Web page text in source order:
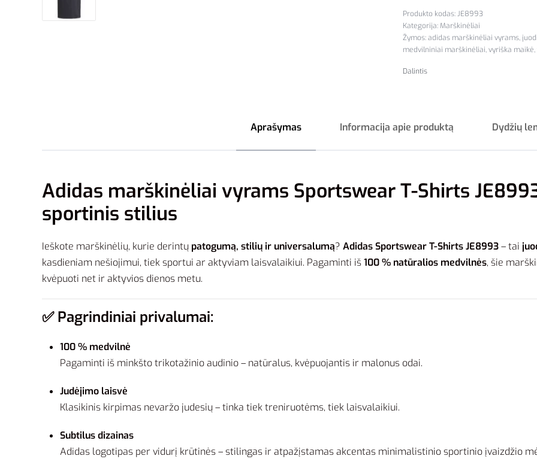
JE8993
Kategorija:Marškinėliai
Žymos:adidas marškinėliai vyrams,
medvilniniai marškinėliai,vyriška maikė,
Dalintis
Aprašymas Informacija apie produktą Dydžių
Adidas marškinėliai vyrams Sportswear T-Shirts
sportinis stilius
Ieškote marškinėlių, kurie derintų patogumą, stilių ir universalumą? Adidas Sportswear T-Shirts JE8993– tai
kasdieniam nešiojimui, tiek sportui ar aktyviam laisvalaikiui. Pagaminti iš100 % natūralios medvilnės, šie
kvėpuoti net ir aktyvios dienos metu.
✅Pagrindiniai privalumai:
100 % medvilnė
Pagaminti iš minkšto trikotažinio audinio – natūralus, kvėpuojantis ir malonus odai.
Judėjimo laisvė
Klasikinis kirpimas nevaržo judesių – tinka tiek treniruotėms, tiek laisvalaikiui.
Subtilus dizainas
Adidas logotipas per vidurį krūtinės – stilingas ir atpažįstamas akcentas minimalistinio sportinio įvaizdžio